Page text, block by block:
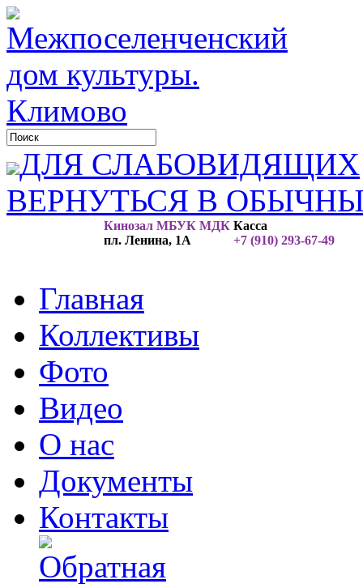
ДЛЯ СЛАБОВИДЯЩИХ
ВЕРНУТЬСЯ В
Кинозал МБУК МДК
пл. Ленина, 1А
Касса
+7 (910) 293-67-49
Главная
Коллективы
Фото
Видео
О нас
Документы
Контакты